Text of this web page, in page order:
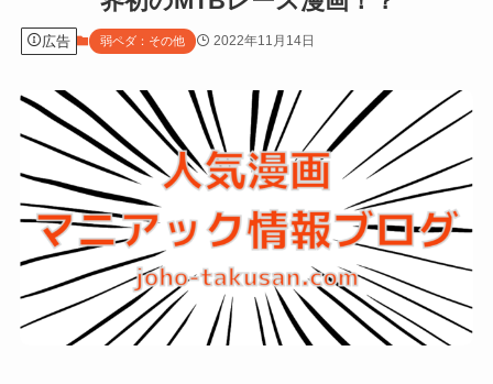
広告 弱ペダ：その他 2022年11月14日